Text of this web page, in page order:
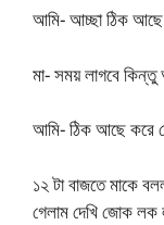
আমি- আচ্ছা ঠিক আছে
মা- সময় লাগবে কিন্তু
আমি- ঠিক আছে করে
১২ টা বাজতে মাকে
গেলাম দেখি জোক